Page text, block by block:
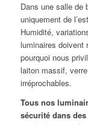
Dans une salle de
uniquement de
Humidité,
luminaires doivent
pourquoi nous
laiton massif,
irréprochables.
Tous nos
sécurité dans